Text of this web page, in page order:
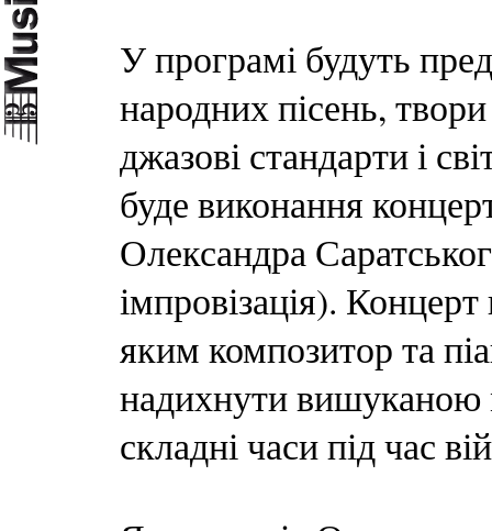
У програмі будуть
народних пісень,
джазові стандарти і
буде виконання
Олександра
імпровізація).
яким композитор та
надихнути
складні часи під час